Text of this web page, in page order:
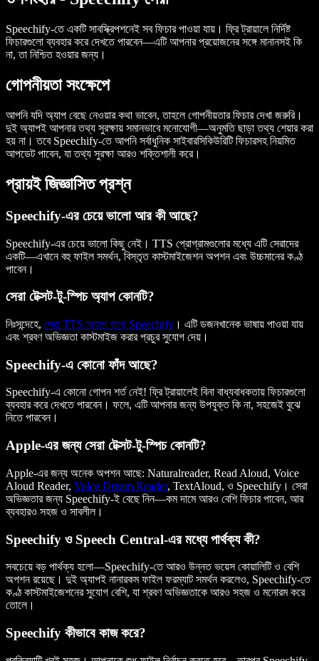
Speechify-তে একটি সাবস্ক্রিপশনেই সব ফিচার পাওয়া যায়। ফ্রি ট্রায়ালে নির্দিষ্ট
ফিচারগুলো ব্যবহার করে দেখতে পারবেন—এটি আপনার প্রয়োজনের সঙ্গে মানানসই কি
না, তা নিশ্চিত হওয়ার জন্য।
গোপনীয়তা সংক্ষেপে
আপনি যদি অ্যাপ বেছে নেওয়ার কথা ভাবেন, তাহলে গোপনীয়তার ফিচার দেখা জরুরি।
দুই অ্যাপই আপনার তথ্য সুরক্ষায় সমানভাবে মনোযোগী—অনুমতি ছাড়া তথ্য শেয়ার করা
হয় না। তবে Speechify-তে আপনি সর্বাধুনিক সাইবারসিকিউরিটি ফিচারসহ নিয়মিত
আপডেট পাবেন, যা তথ্য সুরক্ষা আরও শক্তিশালী করে।
প্রায়ই জিজ্ঞাসিত প্রশ্ন
Speechify-এর চেয়ে ভালো আর কী আছে?
Speechify-এর চেয়ে ভালো কিছু নেই। TTS প্রোগ্রামগুলোর মধ্যে এটি সেরাদের
একটি—এখানে বহু ফাইল সমর্থন, বিস্তৃত কাস্টমাইজেশন অপশন এবং উচ্চমানের কণ্ঠ
পাবেন।
সেরা টেক্সট-টু-স্পিচ অ্যাপ কোনটি?
নিঃসন্দেহে, সেরা TTS অ্যাপ হলো Speechify । এটি ডজনখানেক ভাষায় পাওয়া যায়
এবং শ্রবণ অভিজ্ঞতা কাস্টমাইজ করার প্রচুর সুযোগ দেয়।
Speechify-এ কোনো ফাঁদ আছে?
Speechify-এ কোনো গোপন শর্ত নেই! ফ্রি ট্রায়ালেই বিনা বাধ্যবাধকতায় ফিচারগুলো
ব্যবহার করে দেখতে পারবেন। ফলে, এটি আপনার জন্য উপযুক্ত কি না, সহজেই বুঝে
নিতে পারবেন।
Apple-এর জন্য সেরা টেক্সট-টু-স্পিচ কোনটি?
Apple-এর জন্য অনেক অপশন আছে: Naturalreader, Read Aloud, Voice
Aloud Reader, Voice Dream Reader, TextAloud, ও Speechify। সেরা
অভিজ্ঞতার জন্য Speechify-ই বেছে নিন—কম দামে আরও বেশি ফিচার পাবেন, আর
ব্যবহারও সহজ ও সাবলীল।
Speechify ও Speech Central-এর মধ্যে পার্থক্য কী?
সবচেয়ে বড় পার্থক্য হলো—Speechify-তে আরও উন্নত ভয়েস কোয়ালিটি ও বেশি
অপশন রয়েছে। দুই অ্যাপই নানারকম ফাইল ফরম্যাট সমর্থন করলেও, Speechify-তে
কণ্ঠ কাস্টমাইজেশনের সুযোগ বেশি, যা শ্রবণ অভিজ্ঞতাকে আরও সহজ ও মনোরম করে
তোলে।
Speechify কীভাবে কাজ করে?